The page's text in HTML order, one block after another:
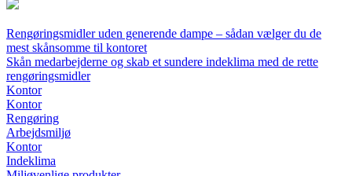
Rengøringsmidler uden generende dampe – sådan vælger du de
mest skånsomme til kontoret
Skån medarbejderne og skab et sundere indeklima med de rette
rengøringsmidler
Kontor
Kontor
Rengøring
Arbejdsmiljø
Kontor
Indeklima